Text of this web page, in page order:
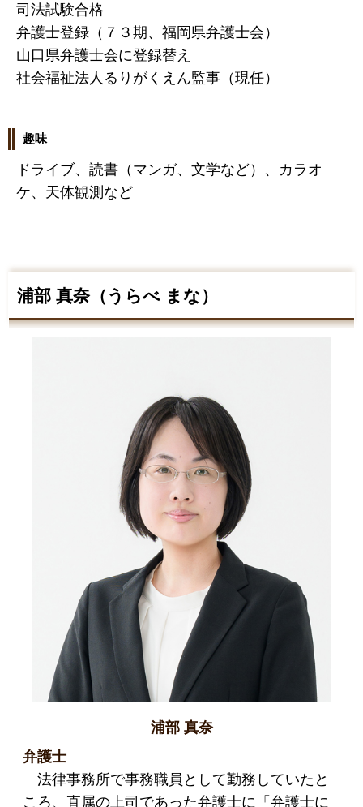
司法試験合格
弁護士登録（７３期、福岡県弁護士会）
山口県弁護士会に登録替え
社会福祉法人るりがくえん監事（現任）
趣味
ドライブ、読書（マンガ、文学など）、カラオ
ケ、天体観測など
浦部 真奈（うらべ まな）
浦部 真奈
弁護士
法律事務所で事務職員として勤務していたと
ころ、直属の上司であった弁護士に「弁護士に